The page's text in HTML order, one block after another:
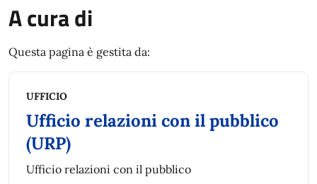
A cura di
Questa pagina è gestita da:
UFFICIO
Ufficio relazioni con il pubblico
(URP)
Ufficio relazioni con il pubblico